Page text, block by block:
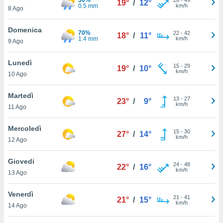
di
nostri
il
un
di esso.
8 Ago
0.5 mm
19° / 12°
km/h
Domenica
9 Ago
70%
1.4 mm
18° / 11° 22- 42
km/h
Lunedì
10 Ago
19° / 10° 15- 29
km/h
Martedì
11 Ago
23° / 9° 13- 27
km/h
Mercoledì
12 Ago
27° / 14° 15- 30
km/h
Giovedi
13 Ago
22° / 16° 24- 48
km/h
Venerdì
14 Ago
21° / 15° 21 - 41
km/h